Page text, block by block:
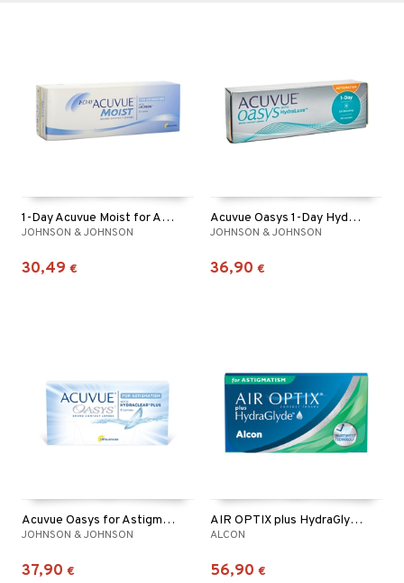
1-Day Acuvue Moist for Astigmatism
JOHNSON & JOHNSON
30,49 €
Acuvue Oasys 1-Day Hydraluxe for Astigmatism
JOHNSON & JOHNSON
36,90 €
Acuvue Oasys for Astigmatism
JOHNSON & JOHNSON
37,90 €
AIR OPTIX plus HydraGlyde for Astigmatism 6p
ALCON
56,90 €